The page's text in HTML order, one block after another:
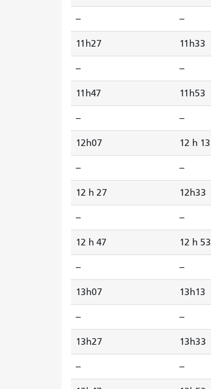
-- --
11h27 11h33
-- --
11h47 11h53
-- --
12h07 12 h 13
-- --
12 h 27 12h33
-- --
12 h 47 12 h 53
-- --
13h07 13h13
-- --
13h27 13h33
-- --